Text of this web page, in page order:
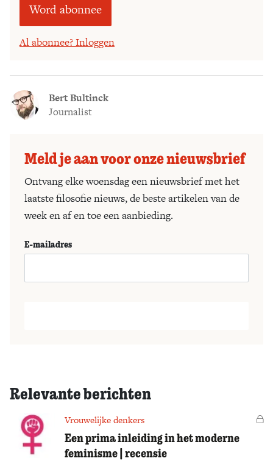
Word abonnee
Al abonnee? Inloggen
Bert Bultinck
Journalist
Meld je aan voor onze nieuwsbrief
Ontvang elke woensdag een nieuwsbrief met het
laatste filosofie nieuws, de beste artikelen van de
week en af en toe een aanbieding.
E-mailadres
Relevante berichten
Vrouwelijke denkers
Een prima inleiding in het moderne
feminisme | recensie